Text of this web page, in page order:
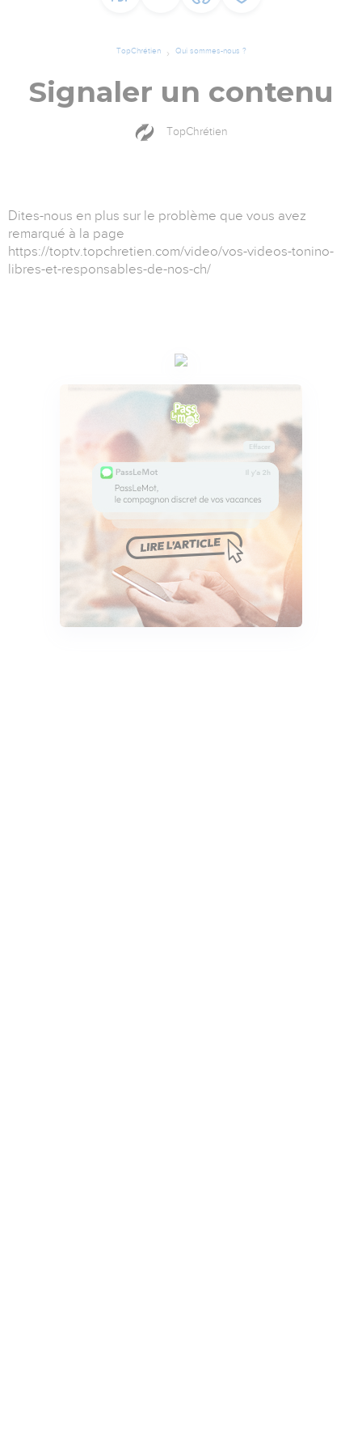
TopChrétien Qui sommes-nous ?
Signaler un contenu
TopChrétien
Dites-nous en plus sur le problème que vous avez
remarqué à la page
https://toptv.topchretien.com/video/vos-videos-tonino-
libres-et-responsables-de-nos-ch/